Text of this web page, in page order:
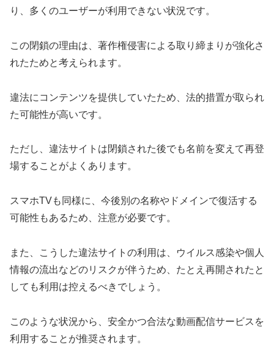
り、多くのユーザーが利用できない状況です。
この閉鎖の理由は、著作権侵害による取り締まりが強化さ
れたためと考えられます。
違法にコンテンツを提供していたため、法的措置が取られ
た可能性が高いです。
ただし、違法サイトは閉鎖された後でも名前を変えて再登
場することがよくあります。
スマホTVも同様に、今後別の名称やドメインで復活する
可能性もあるため、注意が必要です。
また、こうした違法サイトの利用は、ウイルス感染や個人
情報の流出などのリスクが伴うため、たとえ再開されたと
しても利用は控えるべきでしょう。
このような状況から、安全かつ合法な動画配信サービスを
利用することが推奨されます。